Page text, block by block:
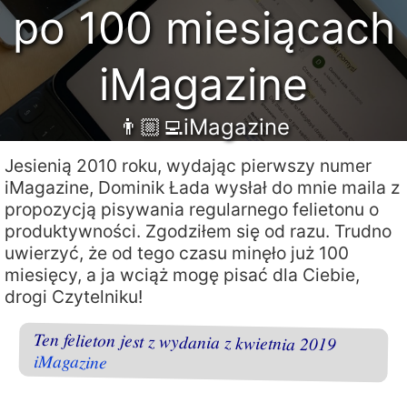
po 100 miesiącach
iMagazine
👨🏼‍💻iMagazine
Jesienią 2010 roku, wydając pierwszy numer
iMagazine, Dominik Łada wysłał do mnie maila z
propozycją pisywania regularnego felietonu o
produktywności. Zgodziłem się od razu. Trudno
uwierzyć, że od tego czasu minęło już 100
miesięcy, a ja wciąż mogę pisać dla Ciebie,
drogi Czytelniku!
Ten felieton jest z wydania z kwietnia 2019
iMagazine